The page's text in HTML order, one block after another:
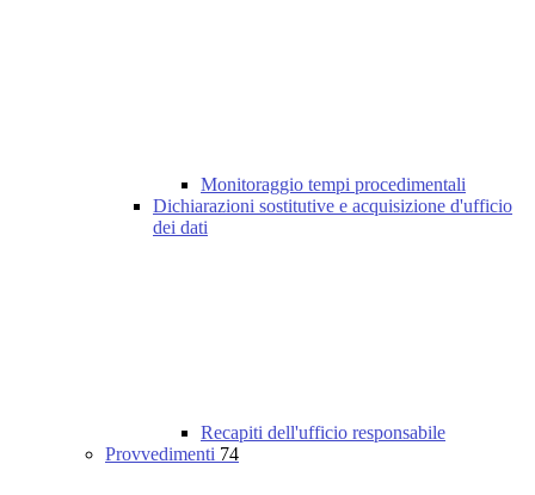
Monitoraggio tempi procedimentali
Dichiarazioni sostitutive e acquisizione d'ufficio
dei dati
Recapiti dell'ufficio responsabile
Provvedimenti 74